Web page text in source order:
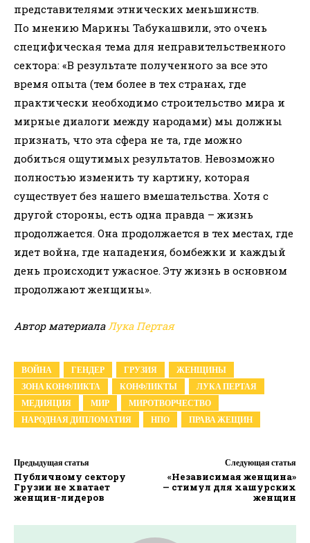
представителями этнических меньшинств.
По мнению Марины Табукашвили, это очень
специфическая тема для неправительственного
сектора: «В результате полученного за все это
время опыта (тем более в тех странах, где
практически необходимо строительство мира и
мирные диалоги между народами) мы должны
признать, что эта сфера не та, где можно
добиться ощутимых результатов. Невозможно
полностью изменить ту картину, которая
существует без нашего вмешательства. Хотя с
другой стороны, есть одна правда – жизнь
продолжается. Она продолжается в тех местах, где
идет война, где нападения, бомбежки и каждый
день происходит ужасное. Эту жизнь в основном
продолжают женщины».
Автор материалаЛука Пертая
ВОЙНА ГЕНДЕР ГРУЗИЯ
ЖЕНЩИНЫ
ЗОНА КОНФЛИКТА
КОНФЛИКТЫ
ЛУКА ПЕРТАЯ
МЕДИЯЦИЯ
МИР
МИРОТВОРЧЕСТВО
НАРОДНАЯ ДИПЛОМАТИЯ
НПО ПРАВА ЖЕЩИН
Предыдущая статья
Публичному сектору
Грузии не хватает
женщин-лидеров
Следующая статья
«Независимая женщина»
— стимул для хашурских
женщин